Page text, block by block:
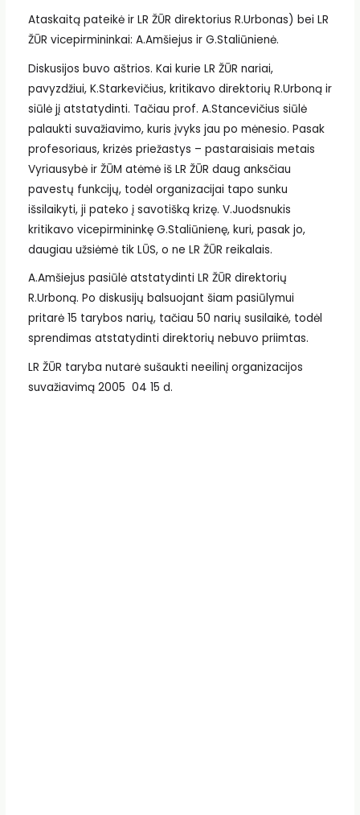
Ataskaitą pateikė ir LR ŽŪR direktorius R.Urbonas) bei LR
ŽŪR vicepirmininkai: A.Amšiejus ir G.Staliūnienė.
Diskusijos buvo aštrios. Kai kurie LR ŽŪR nariai,
pavyzdžiui, K.Starkevičius, kritikavo direktorių R.Urboną ir
siūlė jį atstatydinti. Tačiau prof. A.Stancevičius siūlė
palaukti suvažiavimo, kuris įvyks jau po mėnesio. Pasak
profesoriaus, krizės priežastys – pastaraisiais metais
Vyriausybė ir ŽŪM atėmė iš LR ŽŪR daug anksčiau
pavestų funkcijų, todėl organizacijai tapo sunku
išsilaikyti, ji pateko į savotišką krizę. V.Juodsnukis
kritikavo vicepirmininkę G.Staliūnienę, kuri, pasak jo,
daugiau užsiėmė tik LŪS, o ne LR ŽŪR reikalais.
A.Amšiejus pasiūlė atstatydinti LR ŽŪR direktorių
R.Urboną. Po diskusijų balsuojant šiam pasiūlymui
pritarė 15 tarybos narių, tačiau 50 narių susilaikė, todėl
sprendimas atstatydinti direktorių nebuvo priimtas.
LR ŽŪR taryba nutarė sušaukti neeilinį organizacijos
suvažiavimą 2005 04 15 d.